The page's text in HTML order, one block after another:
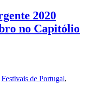
2020
no Capitólio
Festivais de Portugal,